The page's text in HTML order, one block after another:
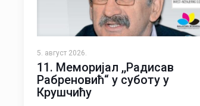
5. август 2026.
11. Меморијал ,,Радисав
Рабреновић“ у суботу у
Крушчићу